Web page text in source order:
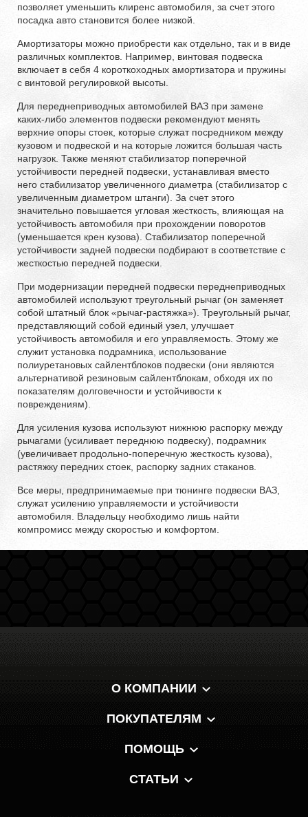
позволяет уменьшить клиренс автомобиля, за счет этого
посадка авто становится более низкой.
Амортизаторы можно приобрести как отдельно, так и в виде
различных комплектов. Например, винтовая подвеска
включает в себя 4 короткоходных амортизатора и пружины
с винтовой регулировкой высоты.
Для переднеприводных автомобилей ВАЗ при замене
каких-либо элементов подвески рекомендуют менять
верхние опоры стоек, которые служат посредником между
кузовом и подвеской и на которые ложится большая часть
нагрузок. Также меняют стабилизатор поперечной
устойчивости передней подвески, устанавливая вместо
него стабилизатор увеличенного диаметра (стабилизатор с
увеличенным диаметром штанги). За счет этого
значительно повышается угловая жесткость, влияющая на
устойчивость автомобиля при прохождении поворотов
(уменьшается крен кузова). Стабилизатор поперечной
устойчивости задней подвески подбирают в соответствие с
жесткостью передней подвески.
При модернизации передней подвески переднеприводных
автомобилей используют треугольный рычаг (он заменяет
собой штатный блок «рычаг-растяжка»). Треугольный рычаг,
представляющий собой единый узел, улучшает
устойчивость автомобиля и его управляемость. Этому же
служит установка подрамника, использование
полиуретановых сайлентблоков подвески (они являются
альтернативой резиновым сайлентблокам, обходя их по
показателям долговечности и устойчивости к
повреждениям).
Для усиления кузова используют нижнюю распорку между
рычагами (усиливает переднюю подвеску), подрамник
(увеличивает продольно-поперечную жесткость кузова),
растяжку передних стоек, распорку задних стаканов.
Все меры, предпринимаемые при тюнинге подвески ВАЗ,
служат усилению управляемости и устойчивости
автомобиля. Владельцу необходимо лишь найти
компромисс между скоростью и комфортом.
О КОМПАНИИ
ПОКУПАТЕЛЯМ
ПОМОЩЬ
СТАТЬИ